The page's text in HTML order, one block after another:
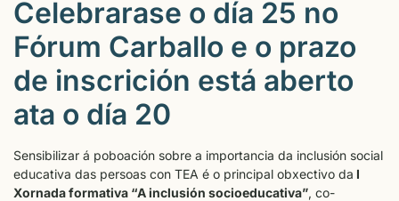
Celebrarase o día 25 no
Fórum Carballo e o prazo
de inscrición está aberto
ata o día 20
Sensibilizar á poboación sobre a importancia da inclusión social
educativa das persoas con TEA é o principal obxectivo da I
Xornada formativa “A inclusión socioeducativa”, co-